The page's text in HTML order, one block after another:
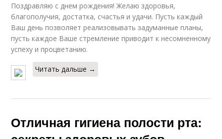
Поздравляю с днем рождения! Желаю здоровья,
благополучия, достатка, счастья и удачи. Пусть каждый
Ваш день позволяет реализовывать задуманные планы,
пусть каждое Ваше стремление приводит к несомненному
успеху и процветанию.
Читать дальше →
Отличная гигиена полости рта: